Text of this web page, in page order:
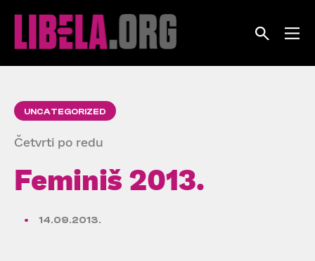
UNCATEGORIZED
Četvrti po redu
Feminiš 2013.
14.09.2013.